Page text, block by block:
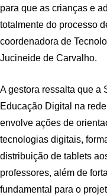
para que as crianças e
totalmente do processo
coordenadora de
Jucineide de Carvalho.
A gestora ressalta que a
Educação Digital na
envolve ações de
tecnologias digitais,
distribuição de tablets
professores, além de
fundamental para o